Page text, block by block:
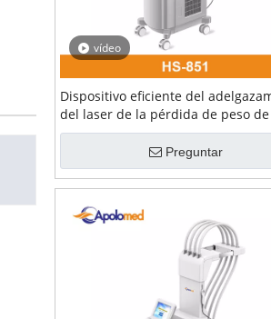
vídeo
Dispositivo eficiente del
del laser de la pérdida de peso
escultura del cuerpo del laser del
Preguntar